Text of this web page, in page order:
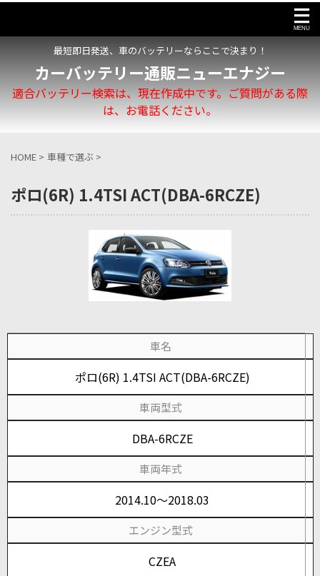
最短即日発送、車のバッテリーならここで決まり！
カーバッテリー通販ニューエナジー
適合バッテリー検索は、現在作成中です。ご質問がある際
は、お電話ください。
HOME > 車種で選ぶ >
ポロ(6R) 1.4TSI ACT(DBA-6RCZE)
車名
ポロ(6R) 1.4TSI ACT(DBA-6RCZE)
車両型式
DBA-6RCZE
車両年式
2014.10～2018.03
エンジン型式
CZEA